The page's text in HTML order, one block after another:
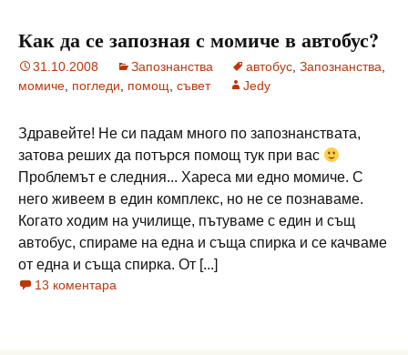
Как да се запозная с момиче в автобус?
31.10.2008 Запознанства автобус Запознанства
момиче погледи помощ съвет Jedy
Здравейте! Не си падам много по запознанствата,
затова реших да потърся помощ тук при вас
Проблемът е следния... Хареса ми едно момиче. С
него живеем в един комплекс, но не се познаваме.
Когато ходим на училище, пътуваме с един и същ
автобус, спираме на една и съща спирка и се качваме
от една и съща спирка. От [...]
13 коментара